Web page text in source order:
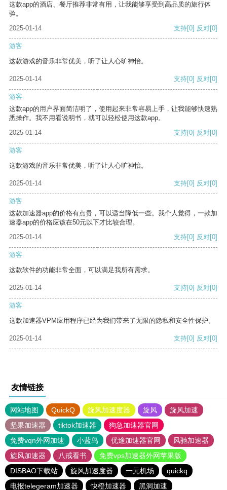
这款app的酒店、餐厅推荐非常有用，让我能够享受到高品质的旅行体
验。
2025-01-14
支持[0] 反对[0]
游客
这款游戏的音乐非常优美，听了让人心旷神怡。
2025-01-14 支持[0] 反对[0]
游客
这款app的用户界面简洁明了，使用起来非常容易上手，让我能够快速熟
悉操作。我不用看说明书，就可以轻松使用这款app。
2025-01-14
支持[0] 反对[0]
游客
这款游戏的音乐非常优美，听了让人心旷神怡。
2025-01-14 支持[0] 反对[0]
游客
这款加速器app的价格有点贵，可以适当降低一些。我个人觉得，一款加
速器app的价格应该在50元以下才比较合理。
2025-01-14
支持[0] 反对[0]
游客
这款软件的功能非常全面，可以满足我所有需求。
2025-01-14 支持[0] 反对[0]
游客
这款加速器VPM应用程序已经为我们带来了无限的隐私和安全性保护。
2025-01-14 支持[0] 反对[0]
友情链接
网站地图 QuickQ 旋风加速度器 旋风
旋风加速
坚果加速器
tiktok加速器
狗急加速器官网
免费vqn外网加速
小蓝鸟 优途加速器官网
风驰加速器
旋风加速器
八戒看书
免费vps加速器外网苹果版
DISBAO下载站
旋风加速度器 一元机场
quickq
电报telegeram加速器
快橙加速器 黑洞加速